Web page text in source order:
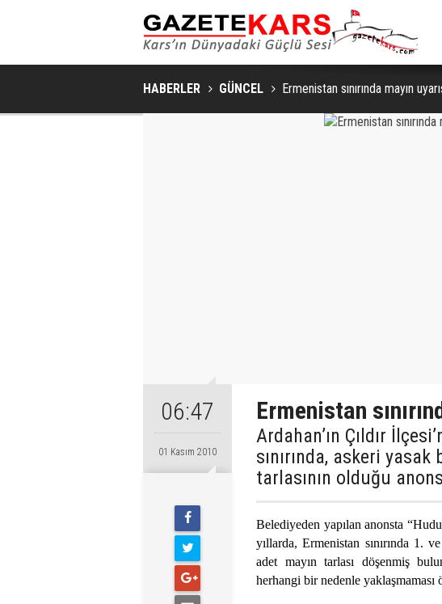
MHP SARIKAMIŞ İLÇE KONGRESI YOĞUN KATILIMLA
GERÇEKLEŞTIRILDI
HABERLER GÜNCEL Ermenistan sınırında mayın
06:47
01 Kasım 2010
Ermenistan
Ardahan’ın Çıldır
sınırında, askeri
tarlasının olduğu
Belediyeden yapılan anonsta
yıllarda, Ermenistan sınırında 1.
adet mayın tarlası döşenmiş
herhangi bir nedenle